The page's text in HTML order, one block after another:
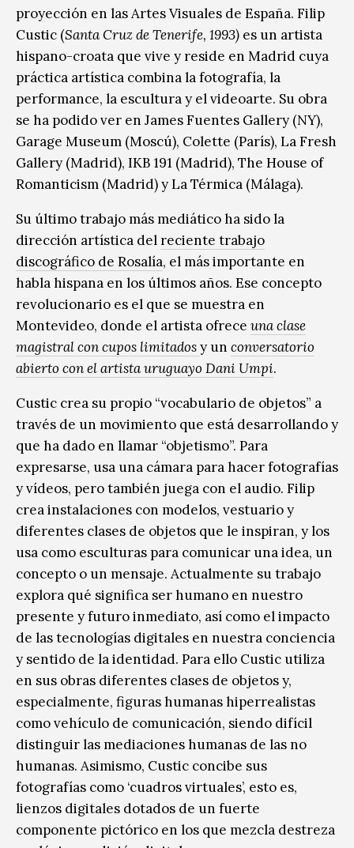
proyección en las Artes Visuales de España. Filip
Custic (Santa Cruz de Tenerife, 1993) es un artista
hispano-croata que vive y reside en Madrid cuya
práctica artística combina la fotografía, la
performance, la escultura y el videoarte. Su obra
se ha podido ver en James Fuentes Gallery (NY),
Garage Museum (Moscú), Colette (París), La Fresh
Gallery (Madrid), IKB 191 (Madrid), The House of
Romanticism (Madrid) y La Térmica (Málaga).
Su último trabajo más mediático ha sido la
dirección artística delreciente trabajo
discográfico de Rosalía, el más importante en
habla hispana en los últimos años. Ese concepto
revolucionario es el que se muestra en
Montevideo, donde el artista ofrece una clase
magistral con cupos limitadosy un conversatorio
abierto con el artista uruguayo Dani Umpi.
Custic crea su propio “vocabulario de objetos” a
través de un movimiento que está desarrollando y
que ha dado en llamar “objetismo”. Para
expresarse, usa una cámara para hacer fotografías
y vídeos, pero también juega con el audio. Filip
crea instalaciones con modelos, vestuario y
diferentes clases de objetos que le inspiran, y los
usa como esculturas para comunicar una idea, un
concepto o un mensaje. Actualmente su trabajo
explora qué significa ser humano en nuestro
presente y futuro inmediato, así como el impacto
de las tecnologías digitales en nuestra conciencia
y sentido de la identidad. Para ello Custic utiliza
en sus obras diferentes clases de objetos y,
especialmente, figuras humanas hiperrealistas
como vehículo de comunicación, siendo difícil
distinguir las mediaciones humanas de las no
humanas. Asimismo, Custic concibe sus
fotografías como ‘cuadros virtuales’, esto es,
lienzos digitales dotados de un fuerte
componente pictórico en los que mezcla destreza